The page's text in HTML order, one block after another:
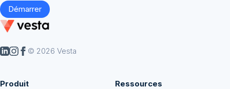
Démarrer
© 2026 Vesta
Produit Ressources